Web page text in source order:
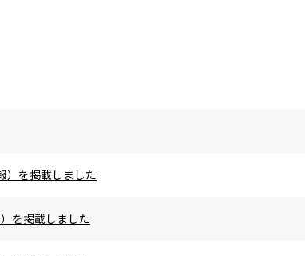
）を掲載しました
を掲載しました